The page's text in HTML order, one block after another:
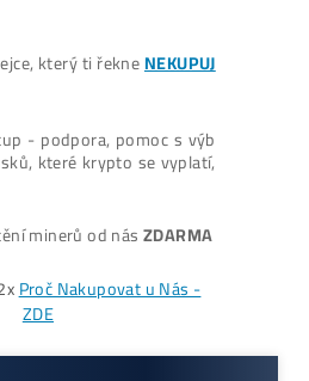
CENYv celé 🇪🇺 EU
který ti řekne